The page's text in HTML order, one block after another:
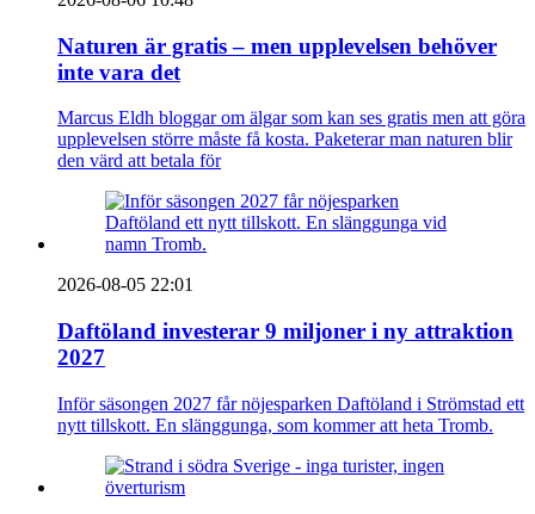
Naturen är gratis – men upplevelsen behöver
inte vara det
Marcus Eldh bloggar om älgar som kan ses gratis men att göra
upplevelsen större måste få kosta. Paketerar man naturen blir
den värd att betala för
2026-08-05 22:01
Daftöland investerar 9 miljoner i ny attraktion
2027
Inför säsongen 2027 får nöjesparken Daftöland i Strömstad ett
nytt tillskott. En slänggunga, som kommer att heta Tromb.